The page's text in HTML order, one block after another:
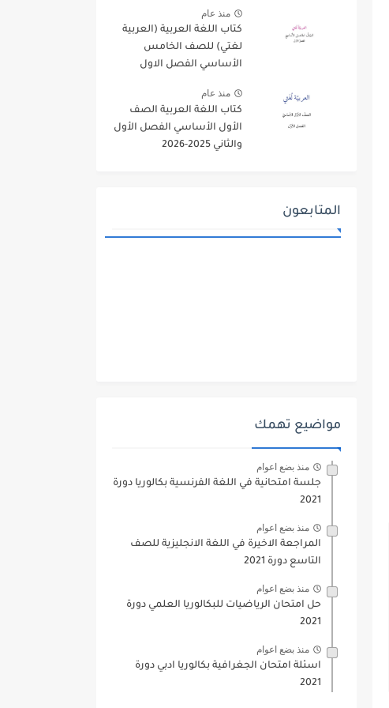
منذ عام
كتاب اللغة العربية (العربية
لغتي) للصف الخامس
الأساسي الفصل الاول
منذ عام
كتاب اللغة العربية الصف
الأول الأساسي الفصل الأول
والثاني 2025-2026
المتابعون
مواضيع تهمك
منذ بضع اعوام
جلسة امتحانية في اللغة الفرنسية بكالوريا دورة
2021
منذ بضع اعوام
المراجعة الاخيرة في اللغة الانجليزية للصف
التاسع دورة 2021
منذ بضع اعوام
حل امتحان الرياضيات للبكالوريا العلمي دورة
2021
منذ بضع اعوام
اسئلة امتحان الجغرافية بكالوريا ادبي دورة
2021